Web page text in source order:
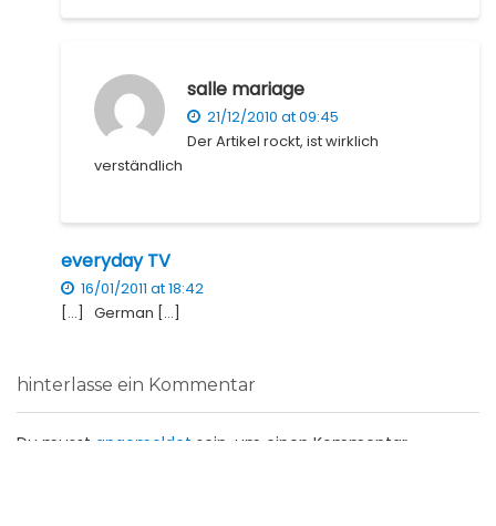
salle mariage
21/12/2010 at 09:45
Der Artikel rockt, ist wirklich
verständlich
everyday TV
16/01/2011 at 18:42
[…] German […]
hinterlasse ein Kommentar
Du musst angemeldet sein, um einen Kommentar